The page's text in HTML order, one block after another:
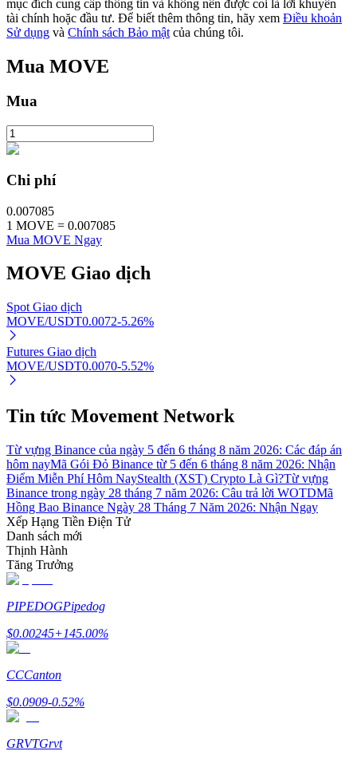
Đầu tư cố định và quản lý tài chính
Staking 101
Bitrue
AI
Đối tác Bitrue
Đối tác Bitrue
Lên đến 65% hoa hồng!
mục đích cung cấp thông tin và không nên được coi là lời khuyên
tài chính hoặc đầu tư. Để biết thêm thông tin, hãy xem Điều khoản
Sử dụng và Chính sách Bảo mật của chúng tôi.
Mua MOVE
Mua
Chi phí
0.007085
1 MOVE = 0.007085
Mua MOVE Ngay
MOVE Giao dịch
Spot Giao dịch
MOVE/USDT0.0072-5.26%
Futures Giao dịch
MOVE/USDT0.0070-5.52%
Tin tức Movement Network
Từ vựng Binance của ngày 5 đến 6 tháng 8 năm 2026: Các đáp án
hôm nayMã Gói Đỏ Binance từ 5 đến 6 tháng 8 năm 2026: Nhận
Điểm Miễn Phí Hôm NayStealth (XST) Crypto Là Gì?Từ vựng
Binance trong ngày 28 tháng 7 năm 2026: Câu trả lời WOTDMã
Hồng Bao Binance Ngày 28 Tháng 7 Năm 2026: Nhận Ngay
Xếp Hạng Tiền Điện Tử
Danh sách mới
Thịnh Hành
Tăng Trưởng
PIPEDOGPipedog
$0.00245+145.00%
CCCanton
$0.0909-0.52%
GRVTGrvt